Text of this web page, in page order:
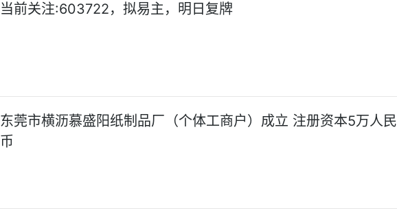
当前关注:603722，拟易主，明日复牌
东莞市横沥慕盛阳纸制品厂（个体工商户）成立 注册资本5万人民
币